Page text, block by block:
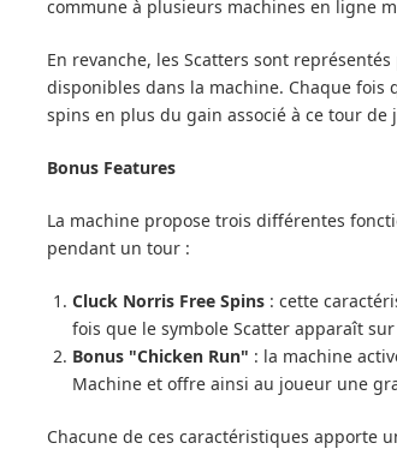
commune à plusieurs machines en ligne
En revanche, les Scatters sont
disponibles dans la machine. Chaque fois
spins en plus du gain associé à ce tour de
Bonus Features
La machine propose trois différentes
pendant un tour :
Cluck Norris Free Spins : cette
fois que le symbole Scatter apparaît
Bonus "Chicken Run" : la machine
Machine et offre ainsi au joueur une
Chacune de ces caractéristiques apporte